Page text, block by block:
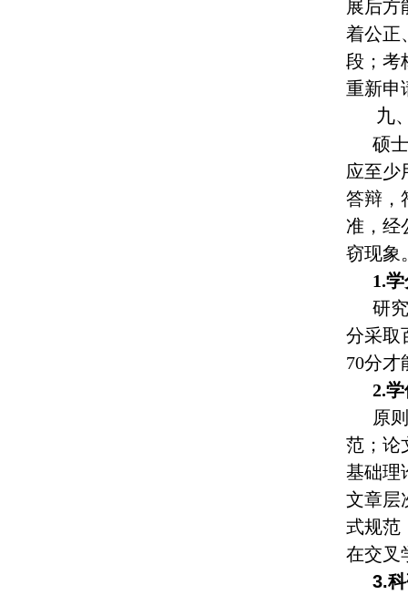
展后方
着公正
段；考
重新申
九
硕
应至少
答辩，
准，经
窃现象
1.
研
分采取
70分才
2.
原
范；论
基础理
文章层
式规范
在交叉
3.